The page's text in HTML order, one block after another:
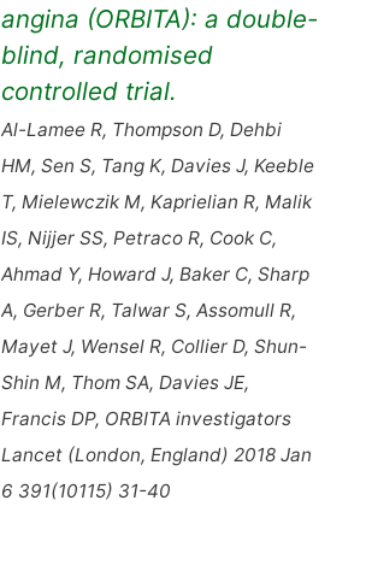
angina (ORBITA): a double-
blind, randomised
controlled trial.
Al-Lamee R, Thompson D, Dehbi
HM, Sen S, Tang K, Davies J, Keeble
T, Mielewczik M, Kaprielian R, Malik
IS, Nijjer SS, Petraco R, Cook C,
Ahmad Y, Howard J, Baker C, Sharp
A, Gerber R, Talwar S, Assomull R,
Mayet J, Wensel R, Collier D, Shun-
Shin M, Thom SA, Davies JE,
Francis DP, ORBITA investigators
Lancet (London, England) 2018 Jan
6 391(10115) 31-40